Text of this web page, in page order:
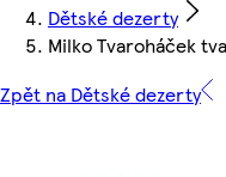
Dětské dezerty
Milko Tvaroháček
Zpět na Dětské dezerty